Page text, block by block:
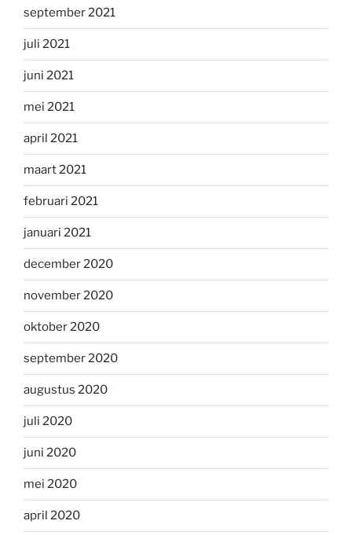
september 2021
juli 2021
juni 2021
mei 2021
april 2021
maart 2021
februari 2021
januari 2021
december 2020
november 2020
oktober 2020
september 2020
augustus 2020
juli 2020
juni 2020
mei 2020
april 2020